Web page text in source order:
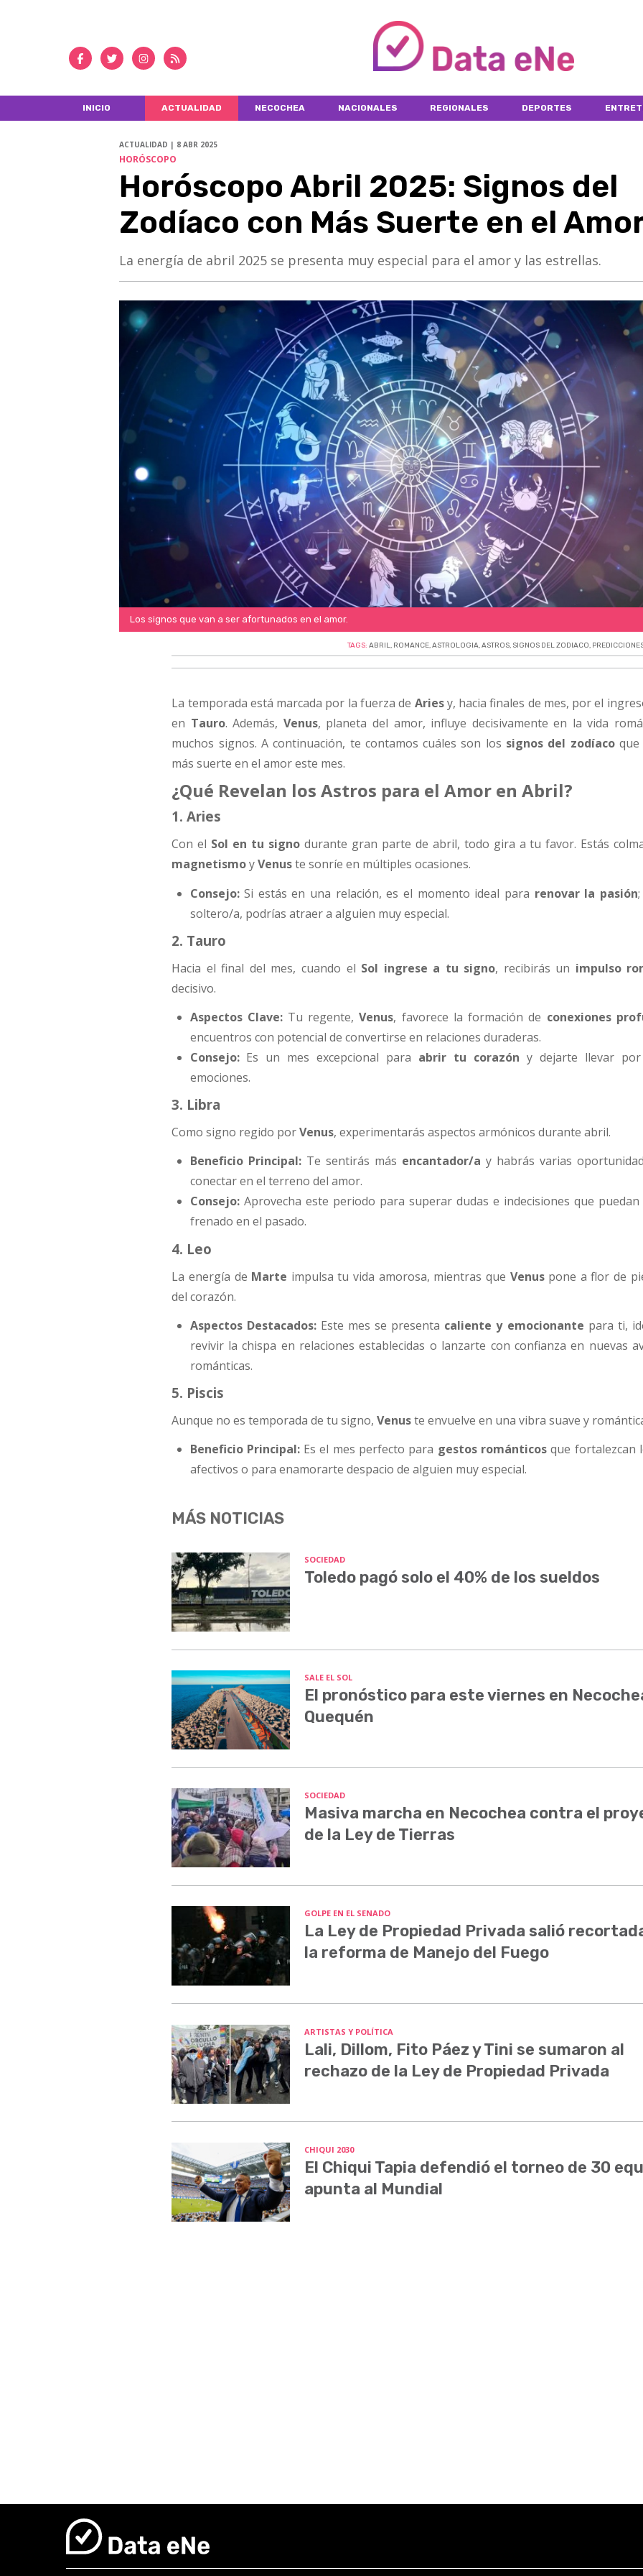
INICIO ACTUALIDAD NECOCHEA NACIONALES REGIONALES DEPORTES
ACTUALIDAD | 8 ABR 2025
HORÓSCOPO
Horóscopo Abril 2025: Signos del
Zodíaco con Más Suerte en el
La energía de abril 2025 se presenta muy especial para el amor y las estrellas.
Los signos que van a ser afortunados en el amor.
TAGS:ABRIL, ROMANCE,ASTROLOGIA,ASTROS, SIGNOS DEL ZODIACO,
La temporada está marcada por la fuerza de Ariesy, hacia finales de mes, por el
en Tauro. Además, Venus, planeta del amor, influye decisivamente en la vida
muchos signos. A continuación, te contamos cuáles son los signos del zodíacoque
más suerte en el amor este mes.
¿Qué Revelan los Astros para el Amor en Abril?
1. Aries
Con el Sol en tu signo durante gran parte de abril, todo gira a tu favor. Estás
magnetismoyVenuste sonríe en múltiples ocasiones.
Consejo:Si estás en una relación, es el momento ideal para renovar la pasión
soltero/a, podrías atraer a alguien muy especial.
2. Tauro
Hacia el final del mes, cuando el Sol ingrese a tu signo, recibirás un impulso
decisivo.
Aspectos Clave:Tu regente,Venus, favorece la formación de conexiones
encuentros con potencial de convertirse en relaciones duraderas.
Consejo:Es un mes excepcional para abrir tu corazón y dejarte llevar por
emociones.
3. Libra
Como signo regido porVenus, experimentarás aspectos armónicos durante abril.
Beneficio Principal:Te sentirás más encantador/a y habrás varias
conectar en el terreno del amor.
Consejo:Aprovecha este periodo para superar dudas e indecisiones que
frenado en el pasado.
4. Leo
La energía de Marte impulsa tu vida amorosa, mientras que Venuspone a flor de
del corazón.
Aspectos Destacados:Este mes se presenta caliente y emocionante para ti,
revivir la chispa en relaciones establecidas o lanzarte con confianza en nuevas
románticas.
5. Piscis
Aunque no es temporada de tu signo,Venuste envuelve en una vibra suave y
Beneficio Principal:Es el mes perfecto para gestos románticosque fortalezcan
afectivos o para enamorarte despacio de alguien muy especial.
MÁS NOTICIAS
SOCIEDAD
Toledo pagó solo el 40% de los sueldos
SALE EL SOL
El pronóstico para este viernes en
Quequén
SOCIEDAD
Masiva marcha en Necochea contra el
de la Ley de Tierras
GOLPE EN EL SENADO
La Ley de Propiedad Privada salió
la reforma de Manejo del Fuego
ARTISTAS Y POLÍTICA
Lali, Dillom, Fito Páez y Tini se sumaron al
rechazo de la Ley de Propiedad Privada
CHIQUI 2030
El Chiqui Tapia defendió el torneo de 30
apunta al Mundial